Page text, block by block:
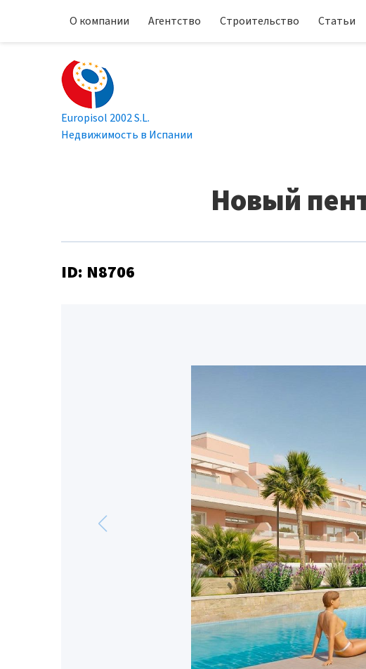
О компании Агентство Строительство Статьи
Europisol 2002 S.L.
Недвижимость в Испании
Новый
ID: N8706